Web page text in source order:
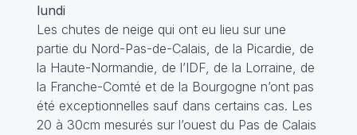
lundi
Les chutes de neige qui ont eu lieu sur une
partie du Nord-Pas-de-Calais, de la Picardie, de
la Haute-Normandie, de l’IDF, de la Lorraine, de
la Franche-Comté et de la Bourgogne n’ont pas
été exceptionnelles sauf dans certains cas. Les
20 à 30cm mesurés sur l’ouest du Pas de Calais